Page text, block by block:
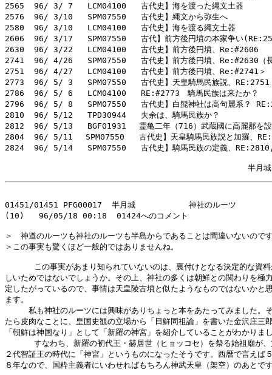
2565  96/ 3/ 7   LCM04100   古代史】海を渡った縄文土器　　　
2576  96/ 3/10   SPM07550   古代史】縄文から弥生へ
2580  96/ 3/10   LCM04100   古代史】海を渡る縄文土器　　　　
2606  96/ 3/17   SPM07550   古代】前方後円墳の本家争い
2630  96/ 3/22   LCM04100   古代史】前方後円墳、
2741  96/ 4/26   SPM07550   古代史】前方後円墳、Re:#2630（
2751  96/ 4/27   LCM04100   古代史】前方後円墳、Re:#2741＞　
2773  96/ 5/ 3   SPM07550   古代史】天皇騎馬民族説、
2786  96/ 5/ 6   LCM04100   RE:#2773　騎馬民族は来たか？　　
2796  96/ 5/ 8   SPM07550   古代史】白髭神社は高句麗系？
2810  96/ 5/12   TPD30944   夫余は、騎馬民族か？
2812  96/ 5/13   BGF01931 　霊亀二年（716）武蔵國に高麗郡を
2804  96/ 5/11　 SPM07550   古代史】天皇騎馬民族説と加羅、
2824  96/ 5/14   SPM07550   古代史】騎馬民族の定義、
01451/01451 PFG00017  半月城           神社のルーツ
(10)   96/05/18 00:18  01424へのコメント
＞　神道のルーツも神社のルーツも半島からであることは間違いないので
＞この事実も驚くほど一般的ではありませんね。
この事実があまり知られていないのは、裏付けとなる決定的な資
しいためではないでしょうか。その上、神社の多くは朝鮮との関わりを極
定したがっているので、事情は天皇陵古墳と似たようなものではないかと
ます。
私も神社のルーツには興味がありちょっと本をあたってみました。
たら皮肉なことに、皇国史観の立場から「日鮮同祖論」を書いた金沢庄三
「朝鮮は神国なり」として「新羅の神宮」を紹介していることがわかりま
すなわち、新羅の初代王・赫居世（ヒョッコセ）を祭る始祖廟が
２代智証王の時代に「神宮」というものになったそうです。西暦で言えば
８年なので、国粋主義者にいわせればもちろん神武天皇（架空）のあとで